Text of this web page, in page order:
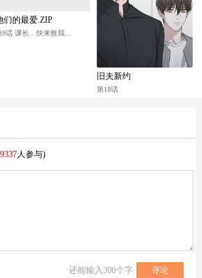
们的最爱.ZIP
9话 课长…快来救我…
旧夫新约
第18话
9337人参与)
还能输入300个字